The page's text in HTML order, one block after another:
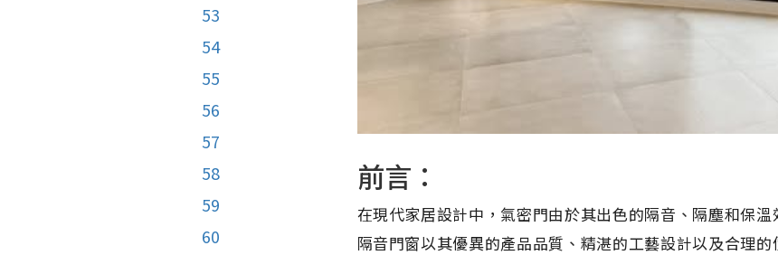
53
54
55
56
57
58
59
60
前言：
在現代家居設計中，氣密門由於其出色的隔音、隔塵和保
隔音門窗以其優異的產品品質、精湛的工藝設計以及合理